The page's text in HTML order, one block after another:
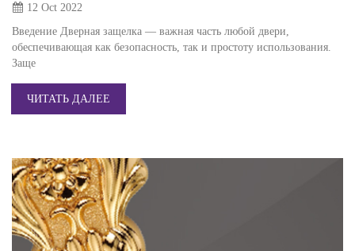
12 Oct 2022
Введение Дверная защелка — важная часть любой двери,
обеспечивающая как безопасность, так и простоту использования.
Заще
ЧИТАТЬ ДАЛЕЕ